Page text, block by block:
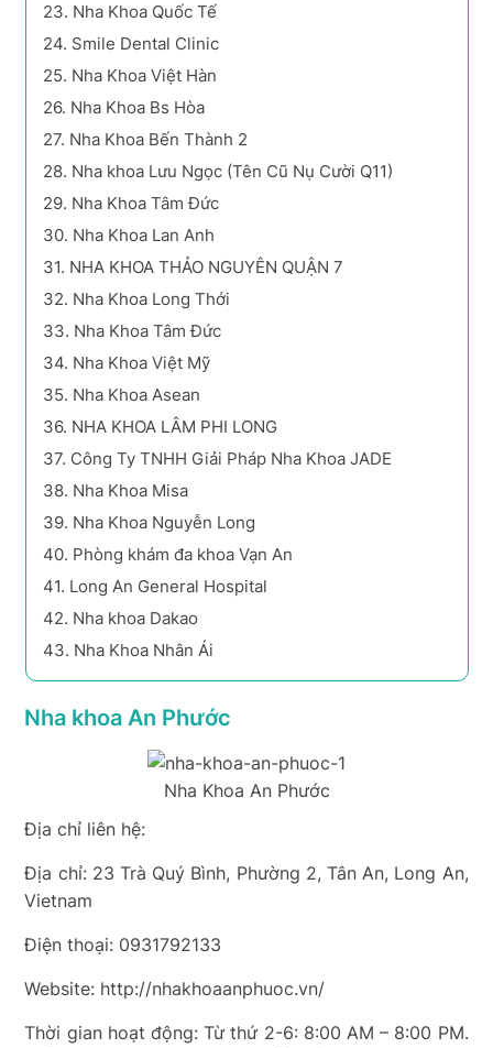
23. Nha Khoa Quốc Tế
24. Smile Dental Clinic
25. Nha Khoa Việt Hàn
26. Nha Khoa Bs Hòa
27. Nha Khoa Bến Thành 2
28. Nha khoa Lưu Ngọc (Tên Cũ Nụ Cười Q11)
29. Nha Khoa Tâm Đức
30. Nha Khoa Lan Anh
31. NHA KHOA THẢO NGUYÊN QUẬN 7
32. Nha Khoa Long Thới
33. Nha Khoa Tâm Đức
34. Nha Khoa Việt Mỹ
35. Nha Khoa Asean
36. NHA KHOA LÂM PHI LONG
37. Công Ty TNHH Giải Pháp Nha Khoa JADE
38. Nha Khoa Misa
39. Nha Khoa Nguyễn Long
40. Phòng khám đa khoa Vạn An
41. Long An General Hospital
42. Nha khoa Dakao
43. Nha Khoa Nhân Ái
Nha khoa An Phước
Nha Khoa An Phước
Địa chỉ liên hệ:
Địa chỉ: 23 Trà Quý Bình, Phường 2, Tân An, Long An,
Vietnam
Điện thoại: 0931792133
Website: http://nhakhoaanphuoc.vn/
Thời gian hoạt động: Từ thứ 2-6: 8:00 AM – 8:00 PM.